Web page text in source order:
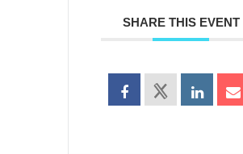
SHARE THIS EVENT